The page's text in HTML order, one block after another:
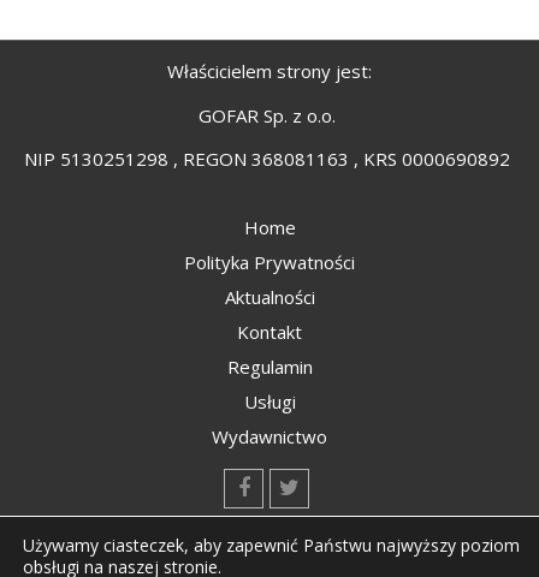
Właścicielem strony jest:
GOFAR Sp. z o.o.
NIP 5130251298 , REGON 368081163 , KRS 0000690892
Home
Polityka Prywatności
Aktualności
Kontakt
Regulamin
Usługi
Wydawnictwo
Używamy ciasteczek, aby zapewnić Państwu najwyższy poziom
obsługi na naszej stronie.